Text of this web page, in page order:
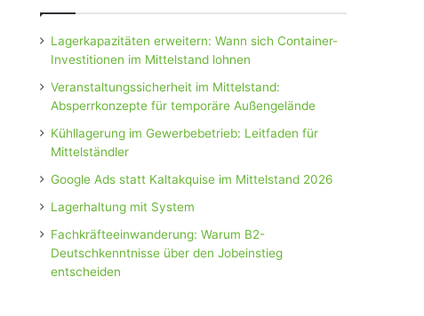
Lagerkapazitäten erweitern: Wann sich Container-
Investitionen im Mittelstand lohnen
Veranstaltungssicherheit im Mittelstand:
Absperrkonzepte für temporäre Außengelände
Kühllagerung im Gewerbebetrieb: Leitfaden für
Mittelständler
Google Ads statt Kaltakquise im Mittelstand 2026
Lagerhaltung mit System
Fachkräfteeinwanderung: Warum B2-
Deutschkenntnisse über den Jobeinstieg
entscheiden